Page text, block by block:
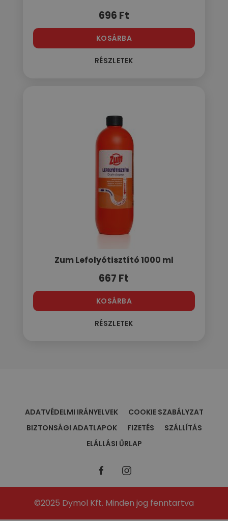
696 Ft
KOSÁRBA
RÉSZLETEK
Zum Lefolyótisztító 1000 ml
667 Ft
KOSÁRBA
RÉSZLETEK
ADATVÉDELMI IRÁNYELVEK
COOKIE SZABÁLYZAT
BIZTONSÁGI ADATLAPOK
FIZETÉS
SZÁLLÍTÁS
ELÁLLÁSI ŰRLAP
©2025 Dymol Kft. Minden jog fenntartva